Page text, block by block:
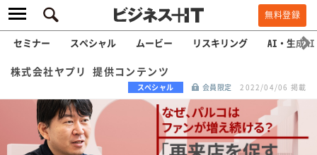
無料登録
セミナー スペシャル ムービー リスキリング AI・生成AI
株式会社ヤプリ 提供コンテンツ
スペシャル 会員限定 2022/04/06 掲載